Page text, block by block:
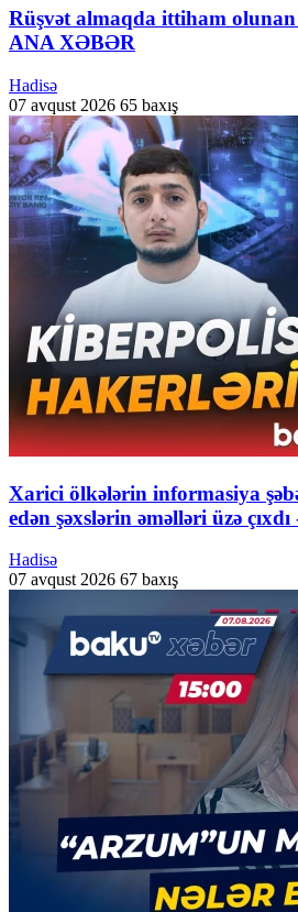
Rüşvət almaqda ittiham olunan
ANA XƏBƏR
Hadisə
07 avqust 2026 65 baxış
Xarici ölkələrin informasiya
edən şəxslərin əməlləri üzə
Hadisə
07 avqust 2026 67 baxış